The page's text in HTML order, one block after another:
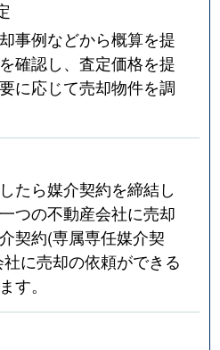
事例などから概算を提
確認し、査定価格を提
に応じて売却物件を調
たら媒介契約を締結し
つの不動産会社に売却
契約(専属専任媒介契
に売却の依頼ができる
す。